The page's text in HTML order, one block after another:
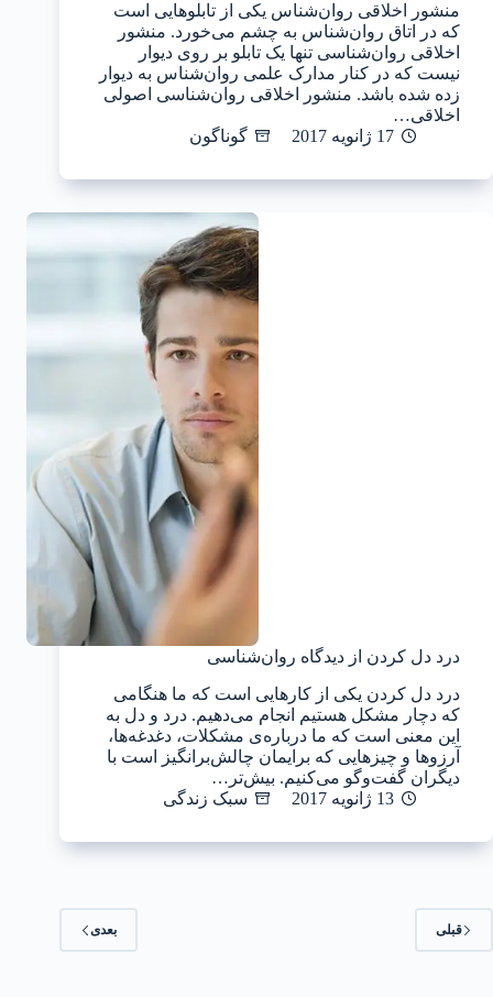
منشور اخلاقی روان‌شناس یکی از تابلوهایی است
که در اتاق روان‌شناس به چشم می‌خورد. منشور
اخلاقی روان‌شناسی تنها یک تابلو بر روی دیوار
نیست که در کنار مدارک علمی روان‌شناس به دیوار
زده شده باشد. منشور اخلاقی روان‌شناسی اصولی
اخلاقی…
17 ژانویه 2017
گوناگون
درد دل کردن از دیدگاه روان‌شناسی
درد دل کردن یکی از کارهایی است که ما هنگامی
که دچار مشکل هستیم انجام می‌دهیم. درد و دل به
این معنی است که ما درباره‌ی مشکلات، دغدغه‌ها،
آرزوها و چیزهایی که برایمان چالش‌برانگیز است با
دیگران گفت‌و‌گو می‌کنیم. بیش‌تر…
13 ژانویه 2017
سبک زندگی
قبلی بعدی